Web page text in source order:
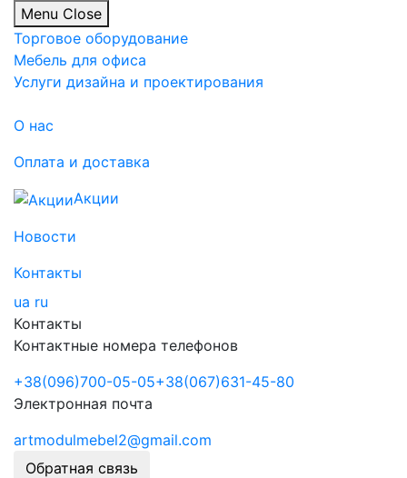
Menu Close
Торговое оборудование
Мебель для офиса
Услуги дизайна и проектирования
О нас
Оплата и доставка
Акции
Новости
Контакты
ua ru
Контакты
Контактные номера телефонов
+38(096)700-05-05+38(067)631-45-80
Электронная почта
artmodulmebel2@gmail.com
Обратная связь